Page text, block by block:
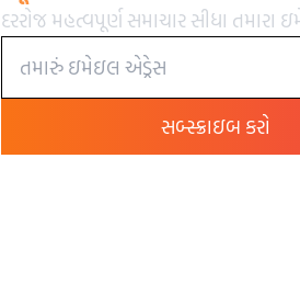
દરરોજ મહત્વપૂર્ણ સમાચાર સીધા તમારા
સબ્સ્ક્રાઇબ કરો